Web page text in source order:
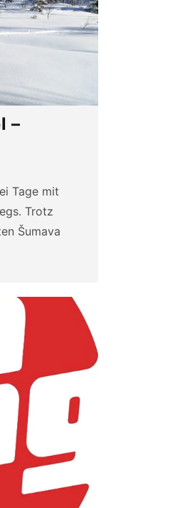
–
Tage mit
Trotz
Šumava